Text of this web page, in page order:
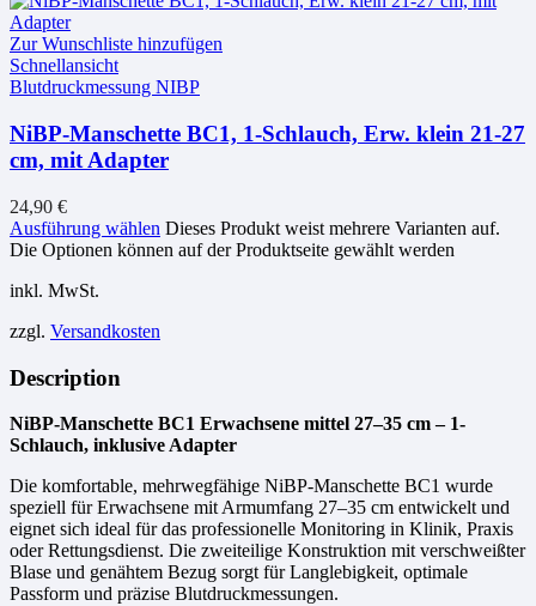
Zur Wunschliste hinzufügen
Schnellansicht
Blutdruckmessung NIBP
NiBP-Manschette BC1, 1-Schlauch, Erw. klein 21-27
cm, mit Adapter
24,90 €
Ausführung wählen Dieses Produkt weist mehrere Varianten auf.
Die Optionen können auf der Produktseite gewählt werden
inkl. MwSt.
zzgl. Versandkosten
Description
NiBP-Manschette BC1 Erwachsene mittel 27–35 cm – 1-
Schlauch, inklusive Adapter
Die komfortable, mehrwegfähige NiBP-Manschette BC1 wurde
speziell für Erwachsene mit Armumfang 27–35 cm entwickelt und
eignet sich ideal für das professionelle Monitoring in Klinik, Praxis
oder Rettungsdienst. Die zweiteilige Konstruktion mit verschweißter
Blase und genähtem Bezug sorgt für Langlebigkeit, optimale
Passform und präzise Blutdruckmessungen.